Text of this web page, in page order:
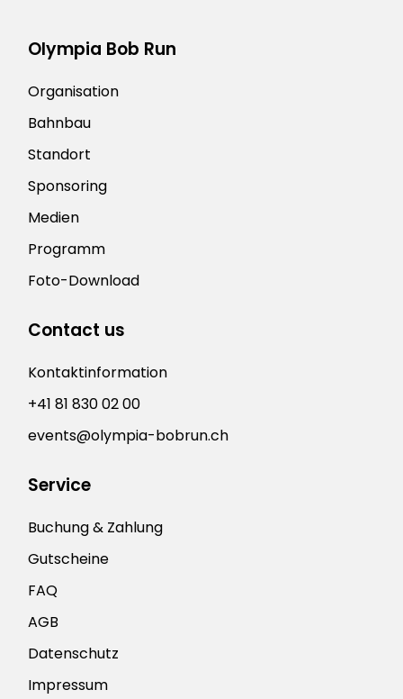
Olympia Bob Run
Organisation
Bahnbau
Standort
Sponsoring
Medien
Programm
Foto-Download
Contact us
Kontaktinformation
+41 81 830 02 00
events@olympia-bobrun.ch
Service
Buchung & Zahlung
Gutscheine
FAQ
AGB
Datenschutz
Impressum